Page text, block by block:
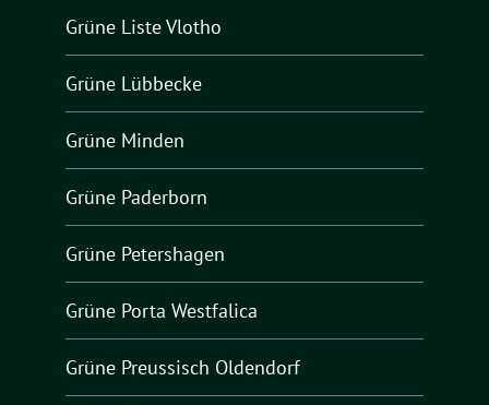
Grüne Liste Vlotho
Grüne Lübbecke
Grüne Minden
Grüne Paderborn
Grüne Petershagen
Grüne Porta Westfalica
Grüne Preussisch Oldendorf